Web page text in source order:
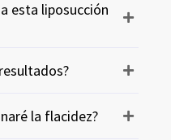
esta liposucción
la flacidez?